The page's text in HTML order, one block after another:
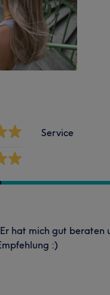
Service
hat mich gut beraten
:)